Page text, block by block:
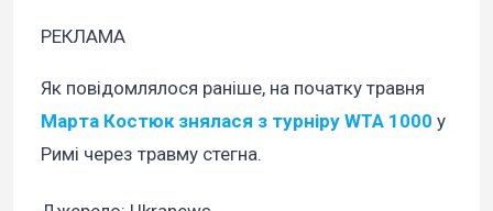
РЕКЛАМА
Як повідомлялося раніше, на початку травня
Марта Костюк знялася з турніру WTA 1000 у
Римі через травму стегна.